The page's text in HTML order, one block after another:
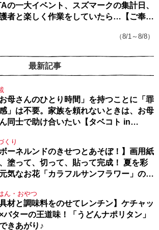
の一大イベント、スズマークの集計日、
者と楽しく作業をしていたら…【ご奉仕
（8/1～8/8）
最新記事
お母さんのひとり時間」を持つことに「罪
」は不要。家族を頼れないときは、お母
同士で助け合いたい【タベコト in
くり
ボーネルンドのきせつとあそぼ！】画用紙
塗って、切って、貼って完成！ 夏を彩
気なお花「カラフルサンフラワー」の作
ん・おやつ
具材と調味料をのせてレンチン】ケチャッ
バターの王道味！「うどんナポリタン」
きあがり♪